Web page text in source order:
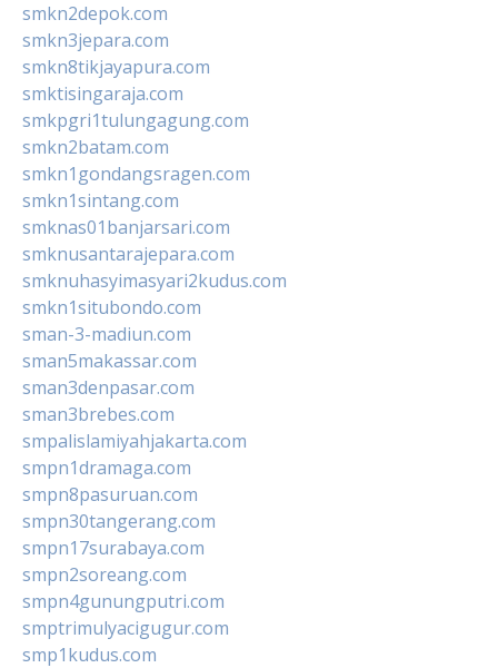
smkn2depok.com
smkn3jepara.com
smkn8tikjayapura.com
smktisingaraja.com
smkpgri1tulungagung.com
smkn2batam.com
smkn1gondangsragen.com
smkn1sintang.com
smknas01banjarsari.com
smknusantarajepara.com
smknuhasyimasyari2kudus.com
smkn1situbondo.com
sman-3-madiun.com
sman5makassar.com
sman3denpasar.com
sman3brebes.com
smpalislamiyahjakarta.com
smpn1dramaga.com
smpn8pasuruan.com
smpn30tangerang.com
smpn17surabaya.com
smpn2soreang.com
smpn4gunungputri.com
smptrimulyacigugur.com
smp1kudus.com